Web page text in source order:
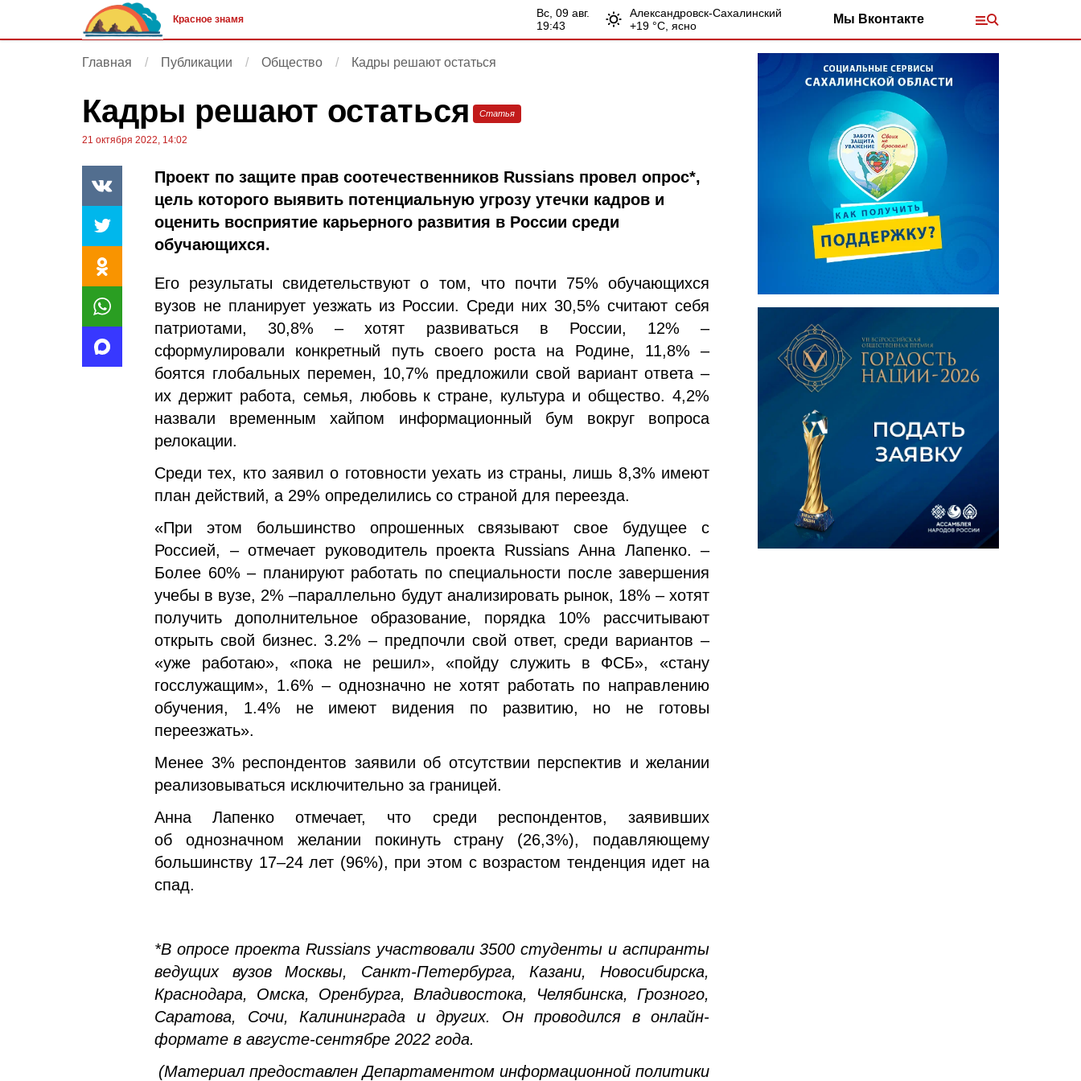
Красное знамя
вс, 09 авг.
19:43
Александровск-Сахалинский
+19 °С, ясно Мы Вконтакте
Главная Публикации Общество Кадры решают остаться
Кадры решают остаться Статья
21 октября 2022, 14:02
Проект по защите прав соотечественников Russians провел опрос*,
цель которого выявить потенциальную угрозу утечки кадров и
оценить восприятие карьерного развития в России среди
обучающихся.
Его результаты свидетельствуют о том, что почти 75% обучающихся
вузов не планирует уезжать из России. Среди них 30,5% считают себя
патриотами, 30,8% – хотят развиваться в России, 12% –
сформулировали конкретный путь своего роста на Родине, 11,8% –
боятся глобальных перемен, 10,7% предложили свой вариант ответа –
их держит работа, семья, любовь к стране, культура и общество. 4,2%
назвали временным хайпом информационный бум вокруг вопроса
релокации.
Среди тех, кто заявил о готовности уехать из страны, лишь 8,3% имеют
план действий, а 29% определились со страной для переезда.
«При этом большинство опрошенных связывают свое будущее с
Россией, – отмечает руководитель проекта Russians Анна Лапенко. –
Более 60% – планируют работать по специальности после завершения
учебы в вузе, 2% –параллельно будут анализировать рынок, 18% – хотят
получить дополнительное образование, порядка 10% рассчитывают
открыть свой бизнес. 3.2% – предпочли свой ответ, среди вариантов –
«уже работаю», «пока не решил», «пойду служить в ФСБ», «стану
госслужащим», 1.6% – однозначно не хотят работать по направлению
обучения, 1.4% не имеют видения по развитию, но не готовы
переезжать».
Менее 3% респондентов заявили об отсутствии перспектив и желании
реализовываться исключительно за границей.
Анна Лапенко отмечает, что среди респондентов, заявивших
об однозначном желании покинуть страну (26,3%), подавляющему
большинству 17–24 лет (96%), при этом с возрастом тенденция идет на
спад.
*В опросе проекта Russians участвовали 3500 студенты и аспиранты
ведущих вузов Москвы, Санкт-Петербурга, Казани, Новосибирска,
Краснодара, Омска, Оренбурга, Владивостока, Челябинска, Грозного,
Саратова, Сочи, Калининграда и других. Он проводился в онлайн-
формате в августе-сентябре 2022 года.
(Материал предоставлен Департаментом информационной политики